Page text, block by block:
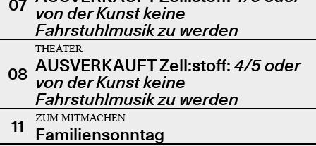
07 von der Kunst keine
Fahrstuhlmusik zu werden
08
THEATER
AUSVERKAUFT Zell:stoff: 4/5 oder
von der Kunst keine
Fahrstuhlmusik zu werden
11
ZUM MITMACHEN
Familiensonntag